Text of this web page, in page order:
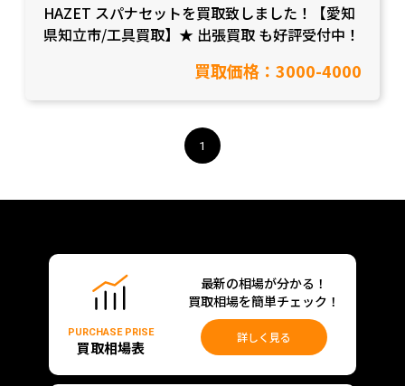
HAZET スパナセットを買取致しました！【愛知
県知立市/工具買取】★ 出張買取 も好評受付中！
買取価格：3000-4000
1
PURCHASE PRISE
買取相場表
最新の相場が分かる！
買取相場を簡単チェック！
詳しく見る